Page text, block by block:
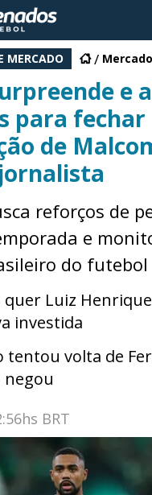
MERCADO
e
para fechar
de
reforços de
e
do
Luiz
investida
tentou volta de
negou
BRT